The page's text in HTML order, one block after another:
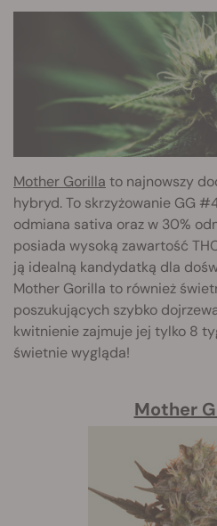
Mother Gorilla to najnowszy
hybryd. To skrzyżowanie GG
odmiana sativa oraz w 30%
posiada wysoką zawartość
ją idealną kandydatką dla
Mother Gorilla to również
poszukujących szybko
kwitnienie zajmuje jej tylko 8
świetnie wygląda!
Mother